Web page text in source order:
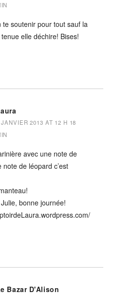
te soutenir pour tout sauf la
elle déchire! Bises!
JANVIER 2013 AT 12 H 18
avec une note de
note de léopard c’est
bonne journée!
Bazar D'Alison